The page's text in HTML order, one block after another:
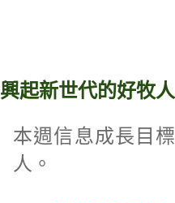
興起新世代的好牧人
本週信息成長目標
人。